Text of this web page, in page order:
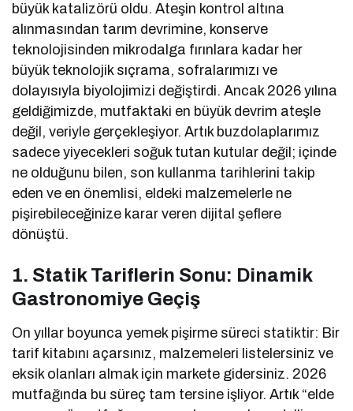
büyük katalizörü oldu. Ateşin kontrol altına
alınmasından tarım devrimine, konserve
teknolojisinden mikrodalga fırınlara kadar her
büyük teknolojik sıçrama, sofralarımızı ve
dolayısıyla biyolojimizi değiştirdi. Ancak 2026 yılına
geldiğimizde, mutfaktaki en büyük devrim ateşle
değil, veriyle gerçekleşiyor. Artık buzdolaplarımız
sadece yiyecekleri soğuk tutan kutular değil; içinde
ne olduğunu bilen, son kullanma tarihlerini takip
eden ve en önemlisi, eldeki malzemelerle ne
pişirebileceğinize karar veren dijital şeflere
dönüştü.
1. Statik Tariflerin Sonu: Dinamik
Gastronomiye Geçiş
On yıllar boyunca yemek pişirme süreci statiktir: Bir
tarif kitabını açarsınız, malzemeleri listelersiniz ve
eksik olanları almak için markete gidersiniz. 2026
mutfağında bu süreç tam tersine işliyor. Artık “elde